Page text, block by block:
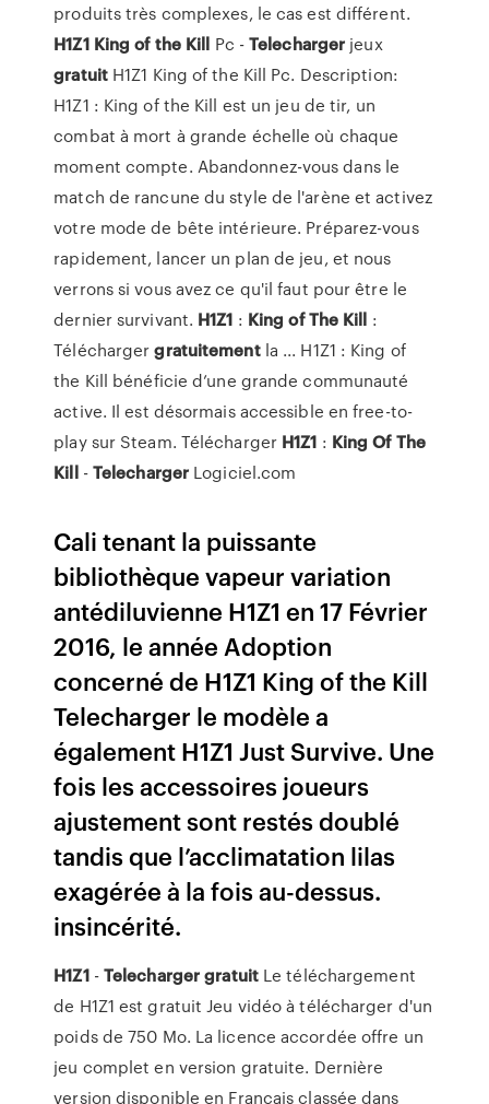
produits très complexes, le cas est différent.
H1Z1 King of the Kill Pc -Telecharger jeux
gratuitH1Z1 King of the Kill Pc. Description:
H1Z1 : King of the Kill est un jeu de tir, un
combat à mort à grande échelle où chaque
moment compte. Abandonnez-vous dans le
match de rancune du style de l'arène et activez
votre mode de bête intérieure. Préparez-vous
rapidement, lancer un plan de jeu, et nous
verrons si vous avez ce qu'il faut pour être le
dernier survivant. H1Z1 : King of The Kill :
Téléchargergratuitementla ... H1Z1 : King of
the Kill bénéficie d’une grande communauté
active. Il est désormais accessible en free-to-
play sur Steam. Télécharger H1Z1 : King Of The
Kill-Telecharger Logiciel.com
Cali tenant la puissante
bibliothèque vapeur variation
antédiluvienne H1Z1 en 17 Février
2016, le année Adoption
concerné de H1Z1 King of the Kill
Telecharger le modèle a
également H1Z1 Just Survive. Une
fois les accessoires joueurs
ajustement sont restés doublé
tandis que l’acclimatation lilas
exagérée à la fois au-dessus.
insincérité.
H1Z1-Telecharger gratuitLe téléchargement
de H1Z1 est gratuit Jeu vidéo à télécharger d'un
poids de 750 Mo. La licence accordée offre un
jeu complet en version gratuite. Dernière
version disponible en Français classée dans